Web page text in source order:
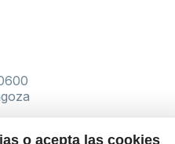
o acepta las cookies